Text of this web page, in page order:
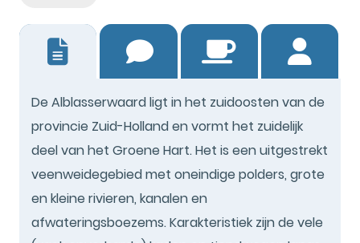
De Alblasserwaard ligt in het zuidoosten van de
provincie Zuid-Holland en vormt het zuidelijk
deel van het Groene Hart. Het is een uitgestrekt
veenweidegebied met oneindige polders, grote
en kleine rivieren, kanalen en
afwateringsboezems. Karakteristiek zijn de vele